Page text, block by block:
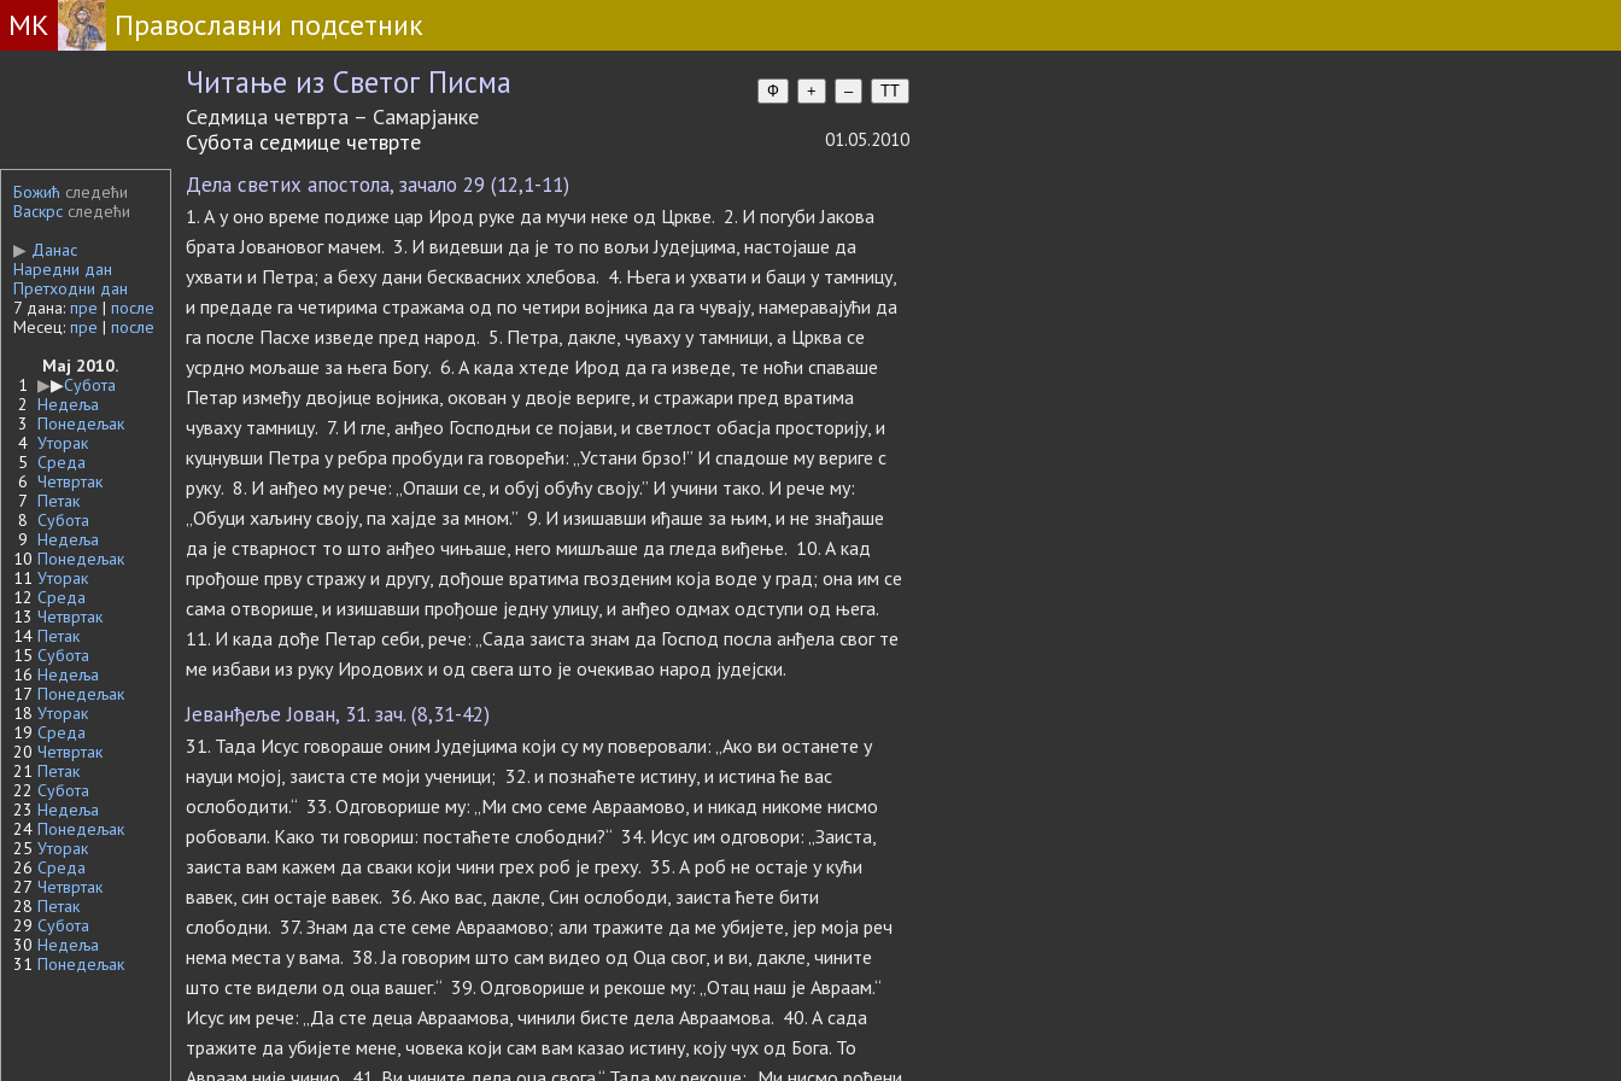
МК Православни подсетник
Читање из Светог Писма Ф + – TT
Седмица четврта – Самарјанке
Субота седмице четврте
01.05.2010
Божић следећи
Васкрс следећи
▶ Данас
Наредни дан
Претходни дан
7 дана: пре | после
Месец: пре | после
Мај 2010.
1 ▶▶Субота
2 Недеља
3 Понедељак
4 Уторак
5 Среда
6 Четвртак
7 Петак
8 Субота
9 Недеља
10 Понедељак
11 Уторак
12 Среда
13 Четвртак
14 Петак
15 Субота
16 Недеља
17 Понедељак
18 Уторак
19 Среда
20 Четвртак
21 Петак
22 Субота
23 Недеља
24 Понедељак
25 Уторак
26 Среда
27 Четвртак
28 Петак
29 Субота
30 Недеља
31 Понедељак
Дела светих апостола, зачало 29 (12,1-11)
1. А у оно време подиже цар Ирод руке да мучи неке од Цркве. 2. И погуби Јакова
брата Јовановог мачем. 3. И видевши да је то по вољи Јудејцима, настојаше да
ухвати и Петра; а беху дани бесквасних хлебова. 4. Њега и ухвати и баци у тамницу,
и предаде га четирима стражама од по четири војника да га чувају, намеравајући да
га после Пасхе изведе пред народ. 5. Петра, дакле, чуваху у тамници, а Црква се
усрдно мољаше за њега Богу. 6. А када хтеде Ирод да га изведе, те ноћи спаваше
Петар између двојице војника, окован у двоје вериге, и стражари пред вратима
чуваху тамницу. 7. И гле, анђео Господњи се појави, и светлост обасја просторију, и
куцнувши Петра у ребра пробуди га говорећи: „Устани брзо!” И спадоше му вериге с
руку. 8. И анђео му рече: „Опаши се, и обуј обућу своју.” И учини тако. И рече му:
„Обуци хаљину своју, па хајде за мном.” 9. И изишавши иђаше за њим, и не знађаше
да је стварност то што анђео чињаше, него мишљаше да гледа виђење. 10. А кад
прођоше прву стражу и другу, дођоше вратима гвозденим која воде у град; она им се
сама отворише, и изишавши прођоше једну улицу, и анђео одмах одступи од њега.
11. И када дође Петар себи, рече: „Сада заиста знам да Господ посла анђела свог те
ме избави из руку Иродових и од свега што је очекивао народ јудејски.
Јеванђеље Јован, 31. зач. (8,31-42)
31. Тада Исус говораше оним Јудејцима који су му поверовали: „Ако ви останете у
науци мојој, заиста сте моји ученици; 32. и познаћете истину, и истина ће вас
ослободити.“ 33. Одговорише му: „Ми смо семе Авраамово, и никад никоме нисмо
робовали. Како ти говориш: постаћете слободни?“ 34. Исус им одговори: „Заиста,
заиста вам кажем да сваки који чини грех роб је греху. 35. А роб не остаје у кући
вавек, син остаје вавек. 36. Ако вас, дакле, Син ослободи, заиста ћете бити
слободни. 37. Знам да сте семе Авраамово; али тражите да ме убијете, јер моја реч
нема места у вама. 38. Ја говорим што сам видео од Оца свог, и ви, дакле, чините
што сте видели од оца вашег.“ 39. Одговорише и рекоше му: „Отац наш је Авраам.“
Исус им рече: „Да сте деца Авраамова, чинили бисте дела Авраамова. 40. А сада
тражите да убијете мене, човека који сам вам казао истину, коју чух од Бога. То